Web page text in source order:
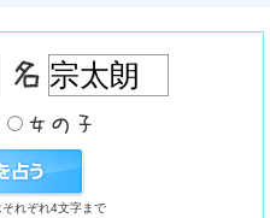
れぞれ4文字まで